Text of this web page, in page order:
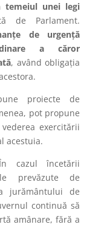
temeiul unei legi
de Parlament.
de urgență
a căror
, având obligația
proiecte de
pot propune
exercitării
acestuia.
cazul încetării
prevăzute de
jurământului de
continuă să
amânare, fără a